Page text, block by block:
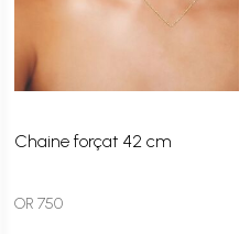
Chaine forçat 42 cm
OR 750